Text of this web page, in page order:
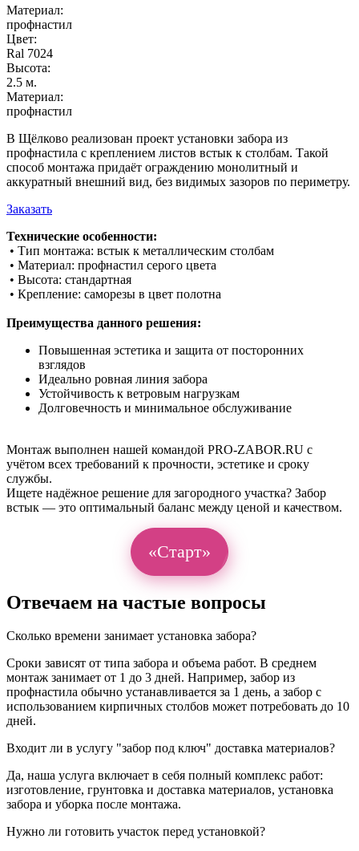
Материал:
профнастил
Цвет:
Ral 7024
Высота:
2.5 м.
Материал:
профнастил
В Щёлково реализован проект установки забора из
профнастила с креплением листов встык к столбам. Такой
способ монтажа придаёт ограждению монолитный и
аккуратный внешний вид, без видимых зазоров по периметру.
Заказать
Технические особенности:
• Тип монтажа: встык к металлическим столбам
• Материал: профнастил серого цвета
• Высота: стандартная
• Крепление: саморезы в цвет полотна
Преимущества данного решения:
Повышенная эстетика и защита от посторонних
взглядов
Идеально ровная линия забора
Устойчивость к ветровым нагрузкам
Долговечность и минимальное обслуживание
Монтаж выполнен нашей командой PRO-ZABOR.RU с
учётом всех требований к прочности, эстетике и сроку
службы.
Ищете надёжное решение для загородного участка? Забор
встык — это оптимальный баланс между ценой и качеством.
«Старт»
Отвечаем на частые вопросы
Сколько времени занимает установка забора?
Сроки зависят от типа забора и объема работ. В среднем
монтаж занимает от 1 до 3 дней. Например, забор из
профнастила обычно устанавливается за 1 день, а забор с
использованием кирпичных столбов может потребовать до 10
дней.
Входит ли в услугу "забор под ключ" доставка материалов?
Да, наша услуга включает в себя полный комплекс работ:
изготовление, грунтовка и доставка материалов, установка
забора и уборка после монтажа.
Нужно ли готовить участок перед установкой?